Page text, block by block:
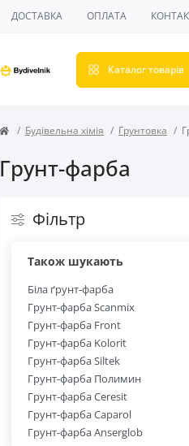
ДОСТАВКА ОПЛАТА
Каталог товарів
Будівельна хімія Грунтовка
Грунт-фарба
Фільтр
Також шукають
Біла ґрунт-фарба
Грунт-фарба Scanmix
Грунт-фарба Front
Грунт-фарба Kolorit
Грунт-фарба Siltek
Грунт-фарба Полимин
Грунт-фарба Ceresit
Грунт-фарба Caparol
Грунт-фарба Anserglob